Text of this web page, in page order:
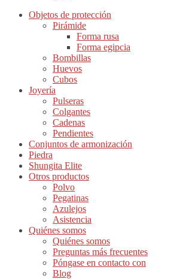
Objetos de protección
Pirámide
Forma rusa
Forma egipcia
Bombillas
Huevos
Cubos
Joyería
Pulseras
Colgantes
Cadenas
Pendientes
Conjuntos de armonización
Piedra
Shungita Elite
Otros productos
Polvo
Pegatinas
Azulejos
Asistencia
Quiénes somos
Quiénes somos
Preguntas más frecuentes
Póngase en contacto con
Blog